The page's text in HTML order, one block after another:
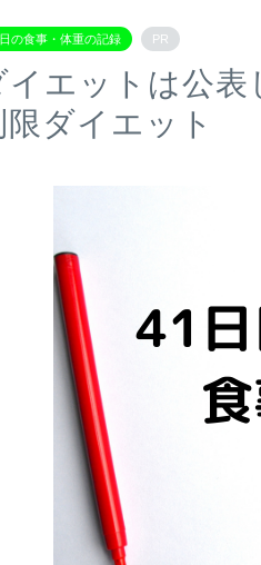
の食事・体重の記録 PR
イエットは公
限ダイエット